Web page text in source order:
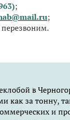
;
;
в
как за тонну,
и